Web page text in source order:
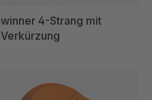
winner 4-Strang mit
Verkürzung